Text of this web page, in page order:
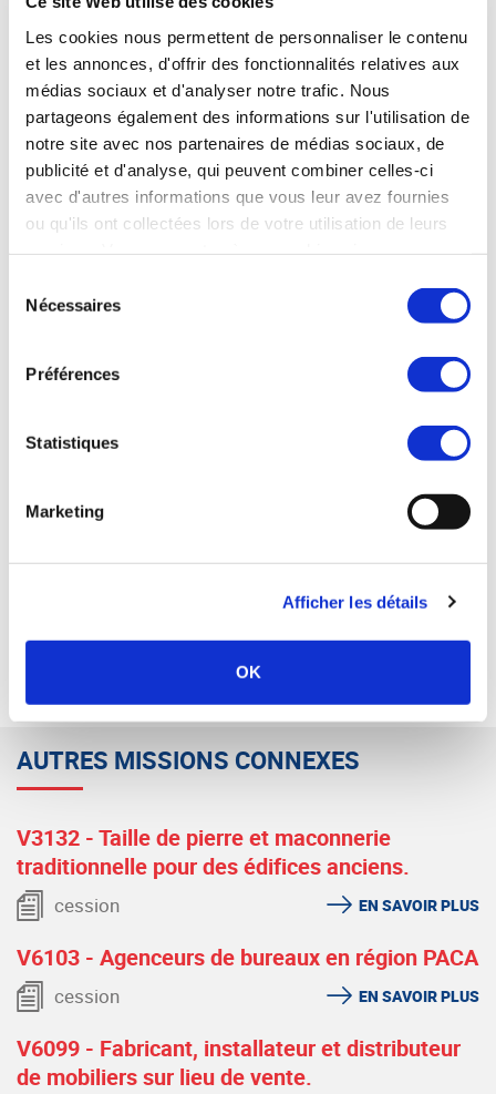
Les cookies nous permettent de personnaliser le contenu
et les annonces, d'offrir des fonctionnalités relatives aux
médias sociaux et d'analyser notre trafic. Nous
partageons également des informations sur l'utilisation de
notre site avec nos partenaires de médias sociaux, de
publicité et d'analyse, qui peuvent combiner celles-ci
avec d'autres informations que vous leur avez fournies
ou qu'ils ont collectées lors de votre utilisation de leurs
Nécessaires
Préférences
Statistiques
Marketing
Afficher les détails
OK
Prix :
100% des titres - l'Immobilier est vendu également
dans l'opération.
Données financières :
CA compris entre 5 M€ et 8 M€, EBE compris entre
500 K€ et 800 K€.
30 à 50 collaborateurs.
Laurent DRIUTTI — Synercom France Nord-Est et
06 80 44 96 04
RETOUR
AUTRES MISSIONS CONNEXES
V3132 - Taille de pierre et maconnerie
traditionnelle pour des édifices anciens.
cession EN SAVOIR PLUS
V6103 - Agenceurs de bureaux en région PACA
cession EN SAVOIR PLUS
V6099 - Fabricant, installateur et distributeur
de mobiliers sur lieu de vente.